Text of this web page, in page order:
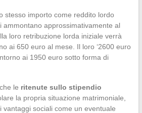
stesso importo come reddito lordo
ammontano approssimativamente al
loro retribuzione lorda iniziale verrà
ai 650 euro al mese. Il loro ‘2600 euro
ai 1950 euro sotto forma di
le ritenute sullo stipendio
la propria situazione matrimoniale,
vantaggi sociali come un eventuale